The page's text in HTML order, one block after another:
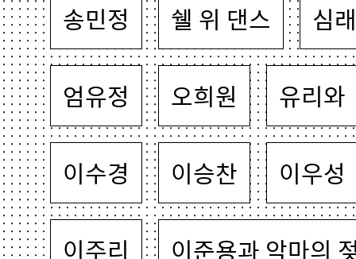
송민정 쉘 위 댄스 심
엄유정 오희원 유리와
이수경 이승찬 이우성
이주리 이준용과 악마의